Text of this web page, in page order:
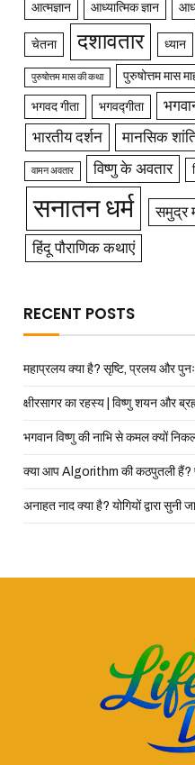
आत्मज्ञान आध्यात्मिक ज्ञान
चेतना दशावतार ध्यान
पुरुषोत्तम मास की कथा पुरुषोत्तम मास
भगवद गीता भगवद्गीता
भारतीय दर्शन मानसिक
वामन अवतार विष्णु के अवतार
सनातन धर्म समुद्र
हिंदू पौराणिक कथाएं
RECENT POSTS
महाप्रलय क्या है? सृष्टि, प्रलय और पुनः
क्षीरसागर का रहस्य | विष्णु शयन और
भगवान विष्णु की नाभि से कमल क्यों
क्या आप Algorithm की कठपुतली हैं?
अनाहत नाद क्या है? योगियों द्वारा सुनी